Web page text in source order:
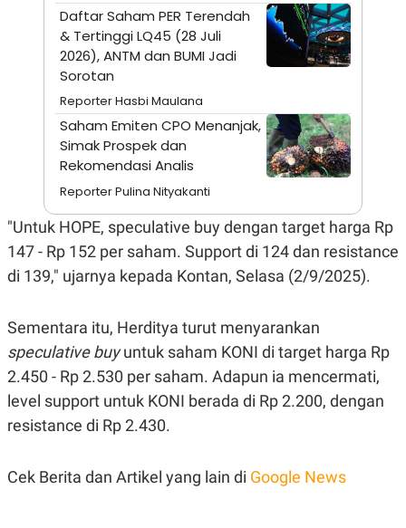
S
T
A
R
KANAL
P
U
S
A
T
I
M
A
G
Daftar Saham PER Terendah
& Tertinggi LQ45 (28 Juli
2026), ANTM dan BUMI Jadi
Sorotan
Reporter Hasbi Maulana
Saham Emiten CPO Menanjak,
Simak Prospek dan
Rekomendasi Analis
Reporter Pulina Nityakanti
"Untuk HOPE, speculative buy dengan target harga Rp
147 - Rp 152 per saham. Support di 124 dan resistance
di 139," ujarnya kepada Kontan, Selasa (2/9/2025).
Sementara itu, Herditya turut menyarankan
speculative buyuntuk saham KONI di target harga Rp
2.450 - Rp 2.530 per saham. Adapun ia mencermati,
level support untuk KONI berada di Rp 2.200, dengan
resistance di Rp 2.430.
Cek Berita dan Artikel yang lain di Google News